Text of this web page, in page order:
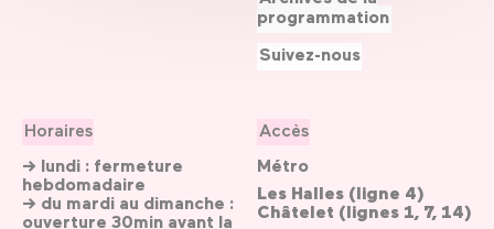
Horaires
→ lundi : fermeture
hebdomadaire
→ du mardi au dimanche :
ouverture 30min avant la
Accès
Métro
Les Halles (ligne 4)
Châtelet (lignes 1, 7, 14)
programmation
Suivez-nous